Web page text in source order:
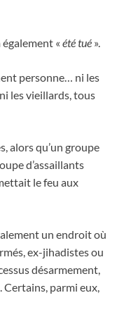
« été tué ».
personne… ni les
les vieillards, tous
alors qu’un groupe
d’assaillants
le feu aux
un endroit où
ex-jihadistes ou
désarmement,
parmi eux,